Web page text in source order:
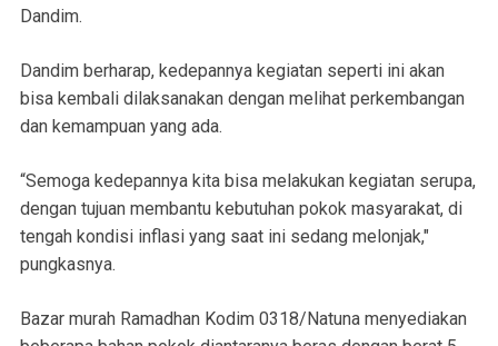
Dandim.
Dandim berharap, kedepannya kegiatan seperti ini akan
bisa kembali dilaksanakan dengan melihat perkembangan
dan kemampuan yang ada.
“Semoga kedepannya kita bisa melakukan kegiatan serupa,
dengan tujuan membantu kebutuhan pokok masyarakat, di
tengah kondisi inflasi yang saat ini sedang melonjak,"
pungkasnya.
Bazar murah Ramadhan Kodim 0318/Natuna menyediakan